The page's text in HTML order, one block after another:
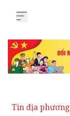
Tin địa phương